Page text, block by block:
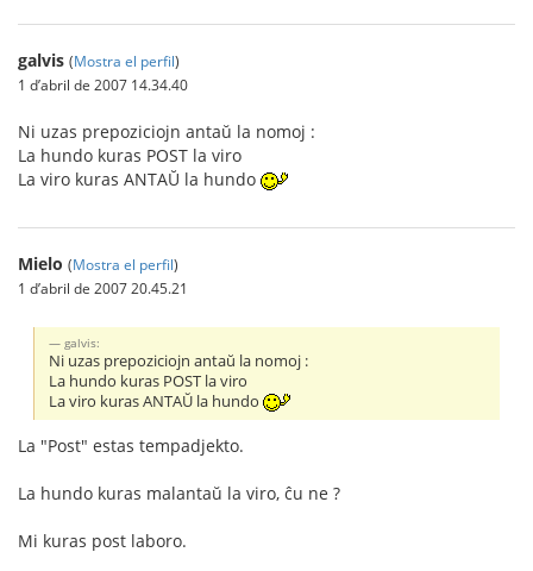
galvis (Mostra el perfil)
1 d’abril de 2007 14.34.40
Ni uzas prepoziciojn antaŭ la nomoj :
La hundo kuras POST la viro
La viro kuras ANTAŬ la hundo
Mielo (Mostra el perfil)
1 d’abril de 2007 20.45.21
galvis:
Ni uzas prepoziciojn antaŭ la nomoj :
La hundo kuras POST la viro
La viro kuras ANTAŬ la hundo
La "Post" estas tempadjekto.
La hundo kuras malantaŭ la viro, ĉu ne ?
Mi kuras post laboro.